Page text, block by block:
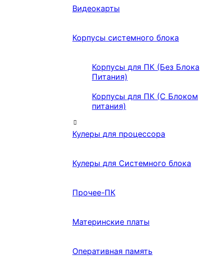
Видеокарты
Корпусы системного блока
Корпусы для ПК (Без Блока
Питания)
Корпусы для ПК (С Блоком
питания)
Кулеры для процессора
Кулеры для Системного блока
Прочее-ПК
Материнские платы
Оперативная память